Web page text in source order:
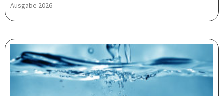
Ausgabe 2026